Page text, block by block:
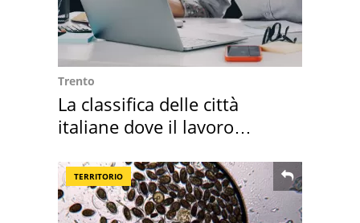
Trento
La classifica delle città
italiane dove il lavoro
TERRITORIO